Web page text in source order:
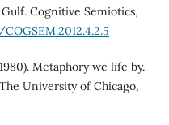
Cognitive Semiotics,
Metaphory we life by.
University of Chicago,